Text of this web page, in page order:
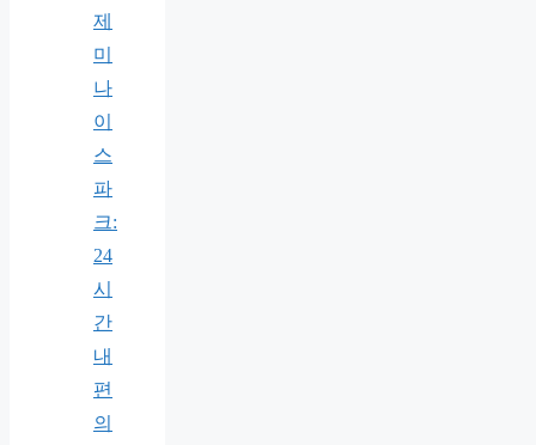
제
미
나
이
스
파
크:
24
시
간
내
편
의